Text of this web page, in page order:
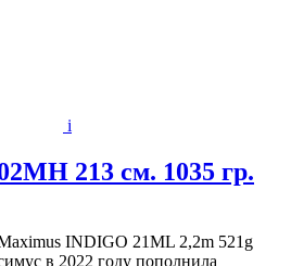
i
213 cм. 1035 гр.
INDIGO 21ML 2,2m 521g
в 2022 году пополнила